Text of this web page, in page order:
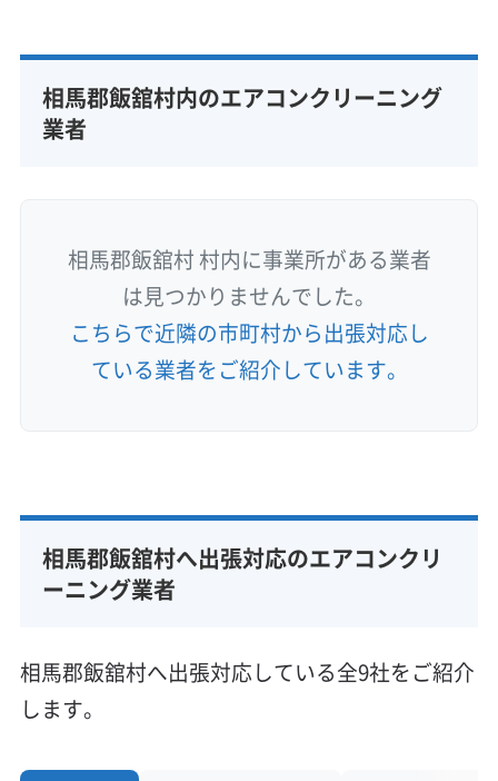
相馬郡飯舘村内のエアコンクリーニング
業者
相馬郡飯舘村 村内に事業所がある業者
は見つかりませんでした。
こちらで近隣の市町村から出張対応し
ている業者をご紹介しています。
相馬郡飯舘村へ出張対応のエアコンクリ
ーニング業者
相馬郡飯舘村へ出張対応している全9社をご紹介
します。